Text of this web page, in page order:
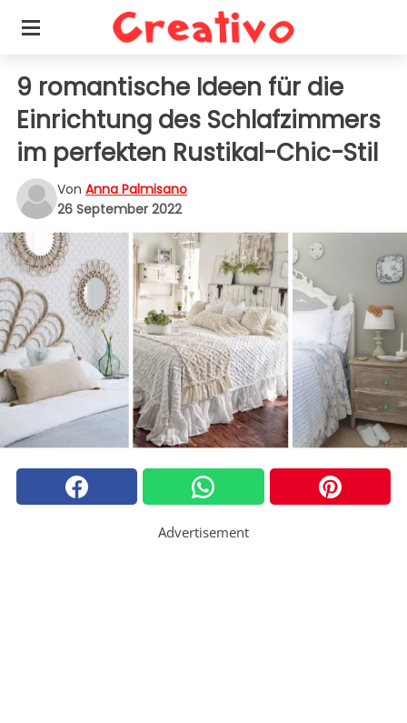
9 romantische Ideen für die
Einrichtung des Schlafzimmers
im perfekten Rustikal-Chic-Stil
Von Anna Palmisano
26 September 2022
Advertisement